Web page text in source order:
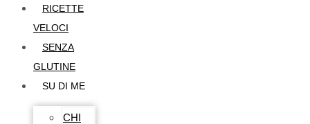
RICETTE
VELOCI
SENZA
GLUTINE
SU DI ME
CHI